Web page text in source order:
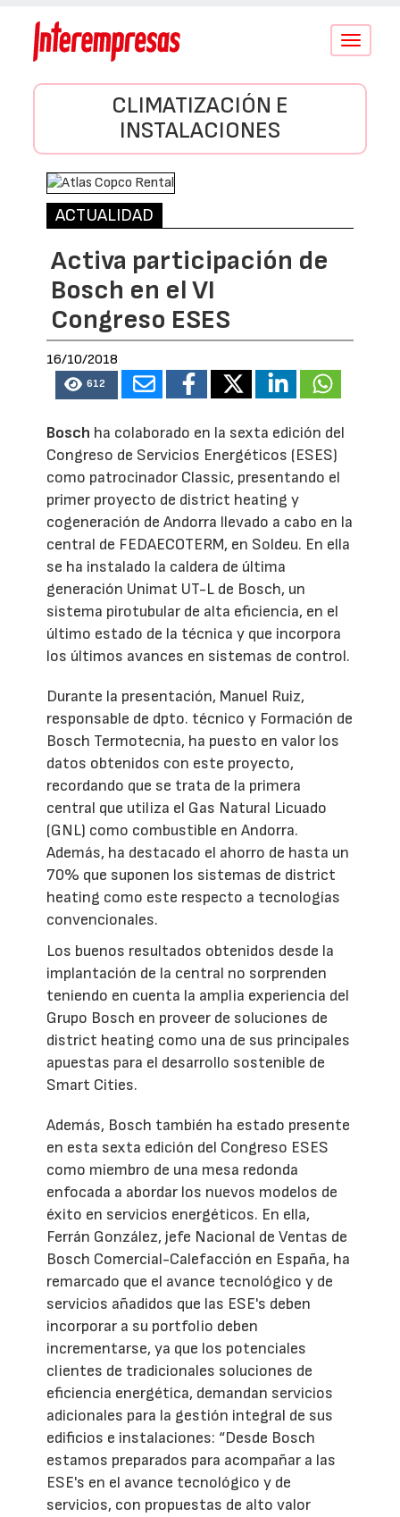
Conmutar
CLIMATIZACIÓN E
INSTALACIONES
ACTUALIDAD
Activa participación de
Bosch en el VI
Congreso ESES
16/10/2018
612
Bosch ha colaborado en la sexta edición del
Congreso de Servicios Energéticos (ESES)
como patrocinador Classic, presentando el
primer proyecto de district heating y
cogeneración de Andorra llevado a cabo en la
central de FEDAECOTERM, en Soldeu. En ella
se ha instalado la caldera de última
generación Unimat UT-L de Bosch, un
sistema pirotubular de alta eficiencia, en el
último estado de la técnica y que incorpora
los últimos avances en sistemas de control.
Durante la presentación, Manuel Ruiz,
responsable de dpto. técnico y Formación de
Bosch Termotecnia, ha puesto en valor los
datos obtenidos con este proyecto,
recordando que se trata de la primera
central que utiliza el Gas Natural Licuado
(GNL) como combustible en Andorra.
Además, ha destacado el ahorro de hasta un
70% que suponen los sistemas de district
heating como este respecto a tecnologías
convencionales.
Los buenos resultados obtenidos desde la
implantación de la central no sorprenden
teniendo en cuenta la amplia experiencia del
Grupo Bosch en proveer de soluciones de
district heating como una de sus principales
apuestas para el desarrollo sostenible de
Smart Cities.
Además, Bosch también ha estado presente
en esta sexta edición del Congreso ESES
como miembro de una mesa redonda
enfocada a abordar los nuevos modelos de
éxito en servicios energéticos. En ella,
Ferrán González, jefe Nacional de Ventas de
Bosch Comercial-Calefacción en España, ha
remarcado que el avance tecnológico y de
servicios añadidos que las ESE's deben
incorporar a su portfolio deben
incrementarse, ya que los potenciales
clientes de tradicionales soluciones de
eficiencia energética, demandan servicios
adicionales para la gestión integral de sus
edificios e instalaciones: “Desde Bosch
estamos preparados para acompañar a las
ESE's en el avance tecnológico y de
servicios, con propuestas de alto valor